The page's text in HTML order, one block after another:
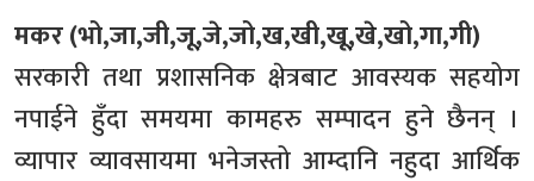
मकर (भो,जा,जी,जू,जे,जो,ख,खी,खू,खे,खो,गा,गी)
सरकारी तथा प्रशासनिक क्षेत्रबाट आवस्यक सहयोग
नपाईने हुँदा समयमा कामहरु सम्पादन हुने छैनन् ।
व्यापार व्यावसायमा भनेजस्तो आम्दानि नहुदा आर्थिक